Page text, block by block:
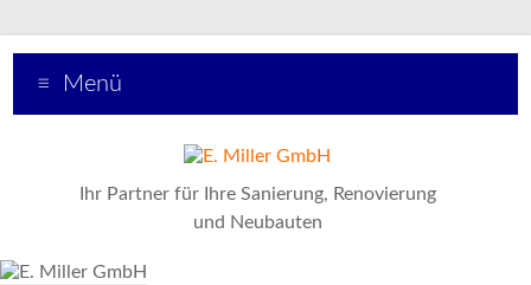
Menü
Ihr Partner für Ihre Sanierung, Renovierung
und Neubauten